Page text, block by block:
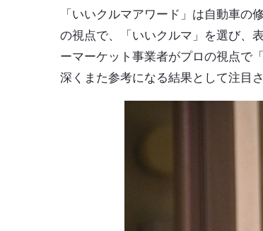
「いいクルマアワード」は自動車の
の視点で、「いいクルマ」を選び、
ーマーケット事業者がプロの視点で
深くまた参考になる結果として注目さ